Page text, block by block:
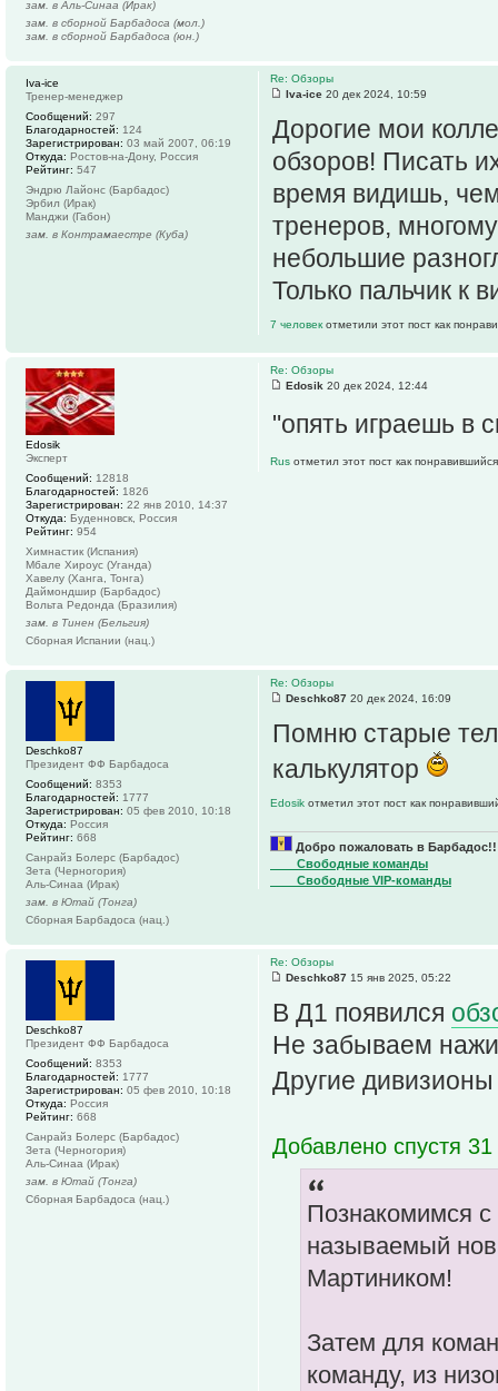
зам. в Аль-Синаа (Ирак)
зам. в сборной Барбадоса (мол.)
зам. в сборной Барбадоса (юн.)
Re: Обзоры
Iva-ice 20 дек 2024, 10:59
Дорогие мои
обзоров! Писать
время видишь,
тренеров,
небольшие
Только пальчик к
7 человек отметили этот пост как
Iva-ice
Тренер-менеджер
Сообщений: 297
Благодарностей: 124
Зарегистрирован: 03 май 2007, 06:19
Откуда: Ростов-на-Дону, Россия
Рейтинг: 547
Эндрю Лайонс (Барбадос)
Эрбил (Ирак)
Манджи (Габон)
зам. в Контрамаестре (Куба)
Re: Обзоры
Edosik 20 дек 2024, 12:44
"опять играешь в
Rus отметил этот пост как
Edosik
Эксперт
Сообщений: 12818
Благодарностей: 1826
Зарегистрирован: 22 янв 2010, 14:37
Откуда: Буденновск, Россия
Рейтинг: 954
Химнастик (Испания)
Мбале Хироус (Уганда)
Хавелу (Ханга, Тонга)
Даймондшир (Барбадос)
Вольта Редонда (Бразилия)
зам. в Тинен (Бельгия)
Сборная Испании (нац.)
Re: Обзоры
Deschko87 20 дек 2024, 16:09
Помню старые
калькулятор
Edosik отметил этот пост как
Добро пожаловать в
____Свободные команды
____Свободные VIP-команды
Deschko87
Президент ФФ Барбадоса
Сообщений: 8353
Благодарностей: 1777
Зарегистрирован: 05 фев 2010, 10:18
Откуда: Россия
Рейтинг: 668
Санрайз Болерс (Барбадос)
Зета (Черногория)
Аль-Синаа (Ирак)
зам. в Ютай (Тонга)
Сборная Барбадоса (нац.)
Re: Обзоры
Deschko87 15 янв 2025, 05:22
В Д1 появился
Не забываем
Другие
Добавлено спустя
Познакомимся с
называемый
Мартиником!
Затем для
команду, из
Deschko87
Президент ФФ Барбадоса
Сообщений: 8353
Благодарностей: 1777
Зарегистрирован: 05 фев 2010, 10:18
Откуда: Россия
Рейтинг: 668
Санрайз Болерс (Барбадос)
Зета (Черногория)
Аль-Синаа (Ирак)
зам. в Ютай (Тонга)
Сборная Барбадоса (нац.)